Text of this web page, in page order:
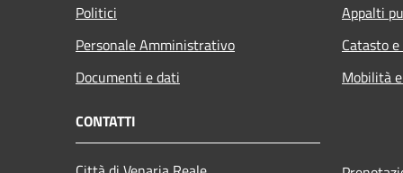
Politici
Personale Amministrativo
Documenti e dati
Appalti
Catasto
Mobilità
CONTATTI